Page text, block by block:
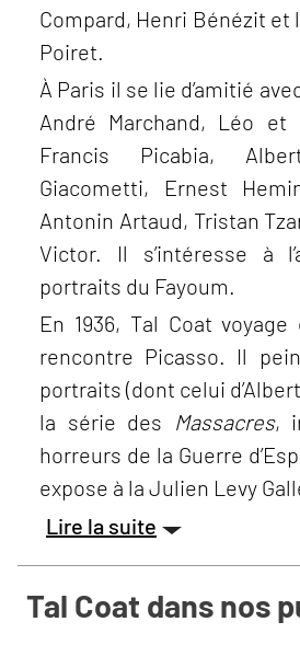
Compard, Henri Bénézit et
Poiret.
À Paris il se lie d’amitié
André Marchand, Léo et
Francis Picabia,
Giacometti, Ernest
Antonin Artaud, Tristan
Victor. Il s’intéresse à
portraits du Fayoum.
En 1936, Tal Coat
rencontre Picasso. Il
portraits (dont celui
la série des Massacres,
horreurs de la Guerre
expose à la Julien Levy
Lire la suite
Tal Coat dans nos